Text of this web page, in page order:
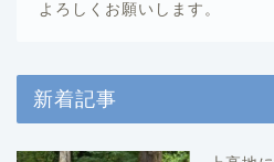
よろしくお願いします。
新着記事